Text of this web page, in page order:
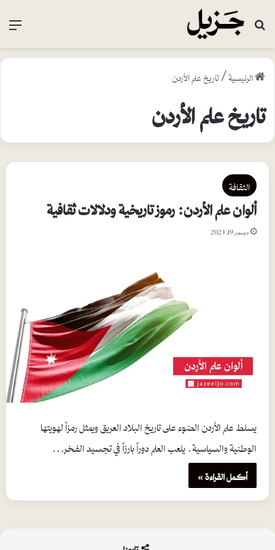
بحث عن
الرئيسية/تاريخ علم الأردن
تاريخ علم الأردن
الثقافة
ألوان علم الأردن: رموز تاريخية ودلالات ثقافية
ديسمبر 19, 2024
يسلط علم الأردن الضوء على تاريخ البلاد العريق ويمثل رمزاً لهويتها
الوطنية والسياسية. يلعب العلم دوراً بارزاً في تجسيد الفخر…
أكمل القراءة »